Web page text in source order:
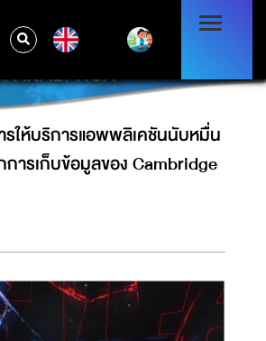
ให้บริการแอพพลิเคชันนับหมื่น
ารเก็บข้อมูลของ CAMBRIDGE
ANALYTICA
รให้บริการแอพพลิเคชันนับหมื่น
ารเก็บข้อมูลของ Cambridge